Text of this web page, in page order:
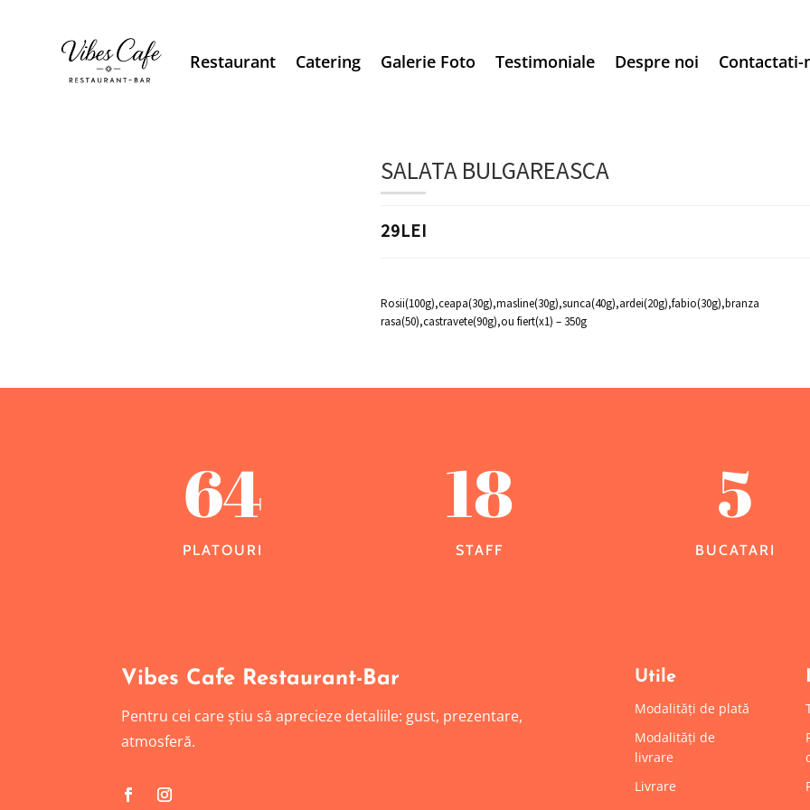
Restaurant Catering Galerie Foto Testimoniale Despre noi Contactati-
SALATA BULGAREASCA
29LEI
Rosii(100g),ceapa(30g),masline(30g),sunca(40g),ardei(20g),fabio(30g),branza
rasa(50),castravete(90g),ou fiert(x1) – 350g
64
PLATOURI
18
STAFF
5
BUCATARI
Vibes Cafe Restaurant-Bar
Pentru cei care știu să aprecieze detaliile: gust, prezentare,
atmosferă.
Utile
Modalități de plată
Modalități de
livrare
Livrare